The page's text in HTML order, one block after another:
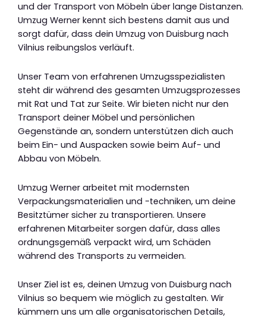
und der Transport von Möbeln über lange Distanzen.
Umzug Werner kennt sich bestens damit aus und
sorgt dafür, dass dein Umzug von Duisburg nach
Vilnius reibungslos verläuft.
Unser Team von erfahrenen Umzugsspezialisten
steht dir während des gesamten Umzugsprozesses
mit Rat und Tat zur Seite. Wir bieten nicht nur den
Transport deiner Möbel und persönlichen
Gegenstände an, sondern unterstützen dich auch
beim Ein- und Auspacken sowie beim Auf- und
Abbau von Möbeln.
Umzug Werner arbeitet mit modernsten
Verpackungsmaterialien und -techniken, um deine
Besitztümer sicher zu transportieren. Unsere
erfahrenen Mitarbeiter sorgen dafür, dass alles
ordnungsgemäß verpackt wird, um Schäden
während des Transports zu vermeiden.
Unser Ziel ist es, deinen Umzug von Duisburg nach
Vilnius so bequem wie möglich zu gestalten. Wir
kümmern uns um alle organisatorischen Details,